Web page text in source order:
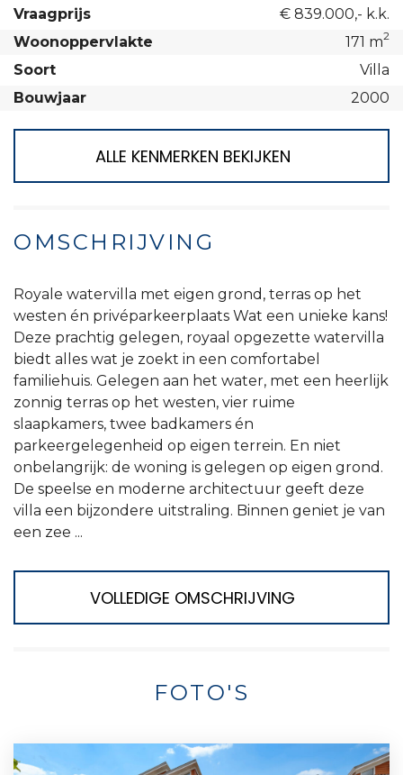
Vraagprijs
€ 839.000,- k.k.
Woonoppervlakte
171 m2
Soort
Villa
Bouwjaar
2000
ALLE KENMERKEN BEKIJKEN
OMSCHRIJVING
Royale watervilla met eigen grond, terras op het
westen én privéparkeerplaats Wat een unieke kans!
Deze prachtig gelegen, royaal opgezette watervilla
biedt alles wat je zoekt in een comfortabel
familiehuis. Gelegen aan het water, met een heerlijk
zonnig terras op het westen, vier ruime
slaapkamers, twee badkamers én
parkeergelegenheid op eigen terrein. En niet
onbelangrijk: de woning is gelegen op eigen grond.
De speelse en moderne architectuur geeft deze
villa een bijzondere uitstraling. Binnen geniet je van
een zee ...
VOLLEDIGE OMSCHRIJVING
FOTO'S